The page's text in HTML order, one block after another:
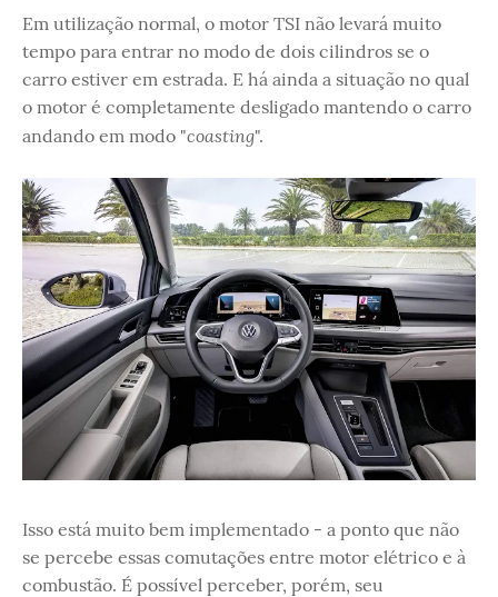
Em utilização normal, o motor TSI não levará muito
tempo para entrar no modo de dois cilindros se o
carro estiver em estrada. E há ainda a situação no qual
o motor é completamente desligado mantendo o carro
andando em modo "coasting".
Isso está muito bem implementado - a ponto que não
se percebe essas comutações entre motor elétrico e à
combustão. É possível perceber, porém, seu